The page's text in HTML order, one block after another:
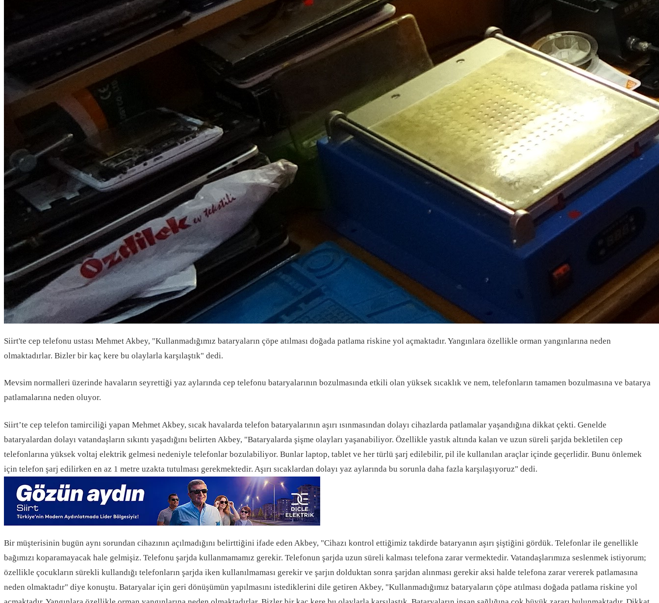
Siirt'te cep telefonu ustası Mehmet Akbey, "Kullanmadığımız bataryaların çöpe atılması doğada patlama riskine yol açmaktadır. Yangınlara özellikle orman yangınlarına neden
olmaktadırlar. Bizler bir kaç kere bu olaylarla karşılaştık" dedi.
Mevsim normalleri üzerinde havaların seyrettiği yaz aylarında cep telefonu bataryalarının bozulmasında etkili olan yüksek sıcaklık ve nem, telefonların tamamen bozulmasına ve batarya
patlamalarına neden oluyor.
Siirt’te cep telefon tamirciliği yapan Mehmet Akbey, sıcak havalarda telefon bataryalarının aşırı ısınmasından dolayı cihazlarda patlamalar yaşandığına dikkat çekti. Genelde
bataryalardan dolayı vatandaşların sıkıntı yaşadığını belirten Akbey, "Bataryalarda şişme olayları yaşanabiliyor. Özellikle yastık altında kalan ve uzun süreli şarjda bekletilen cep
telefonlarına yüksek voltaj elektrik gelmesi nedeniyle telefonlar bozulabiliyor. Bunlar laptop, tablet ve her türlü şarj edilebilir, pil ile kullanılan araçlar içinde geçerlidir. Bunu önlemek
için telefon şarj edilirken en az 1 metre uzakta tutulması gerekmektedir. Aşırı sıcaklardan dolayı yaz aylarında bu sorunla daha fazla karşılaşıyoruz" dedi.
Bir müşterisinin bugün aynı sorundan cihazının açılmadığını belirttiğini ifade eden Akbey, "Cihazı kontrol ettiğimiz takdirde bataryanın aşırı şiştiğini gördük. Telefonlar ile genellikle
bağımızı koparamayacak hale gelmişiz. Telefonu şarjda kullanmamamız gerekir. Telefonun şarjda uzun süreli kalması telefona zarar vermektedir. Vatandaşlarımıza seslenmek istiyorum;
özellikle çocukların sürekli kullandığı telefonların şarjda iken kullanılmaması gerekir ve şarjın dolduktan sonra şarjdan alınması gerekir aksi halde telefona zarar vererek patlamasına
neden olmaktadır" diye konuştu. Bataryalar için geri dönüşümün yapılmasını istediklerini dile getiren Akbey, "Kullanmadığımız bataryaların çöpe atılması doğada patlama riskine yol